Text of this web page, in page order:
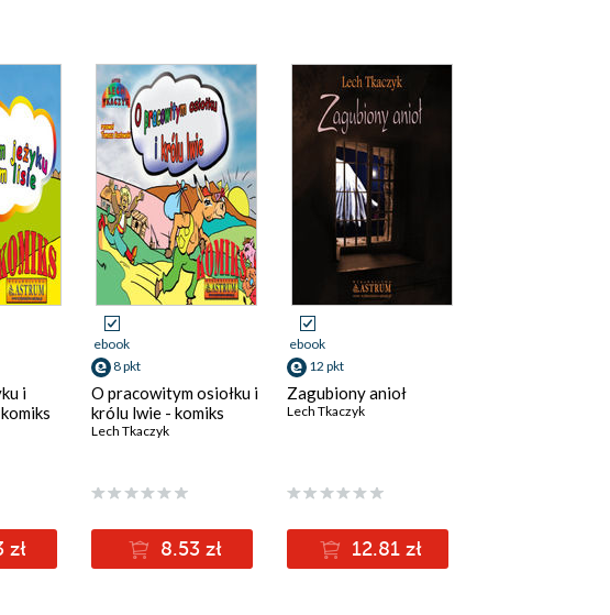
i
zł
ebook
8 pkt
O pracowitym osiołku i
królu lwie - komiks
Lech Tkaczyk
8.53 zł
ebook
12 pkt
Zagubiony anioł
Lech Tkaczyk
12.81 zł